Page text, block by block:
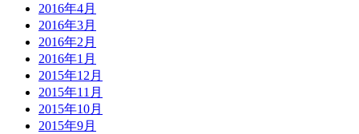
2016年4月
2016年3月
2016年2月
2016年1月
2015年12月
2015年11月
2015年10月
2015年9月